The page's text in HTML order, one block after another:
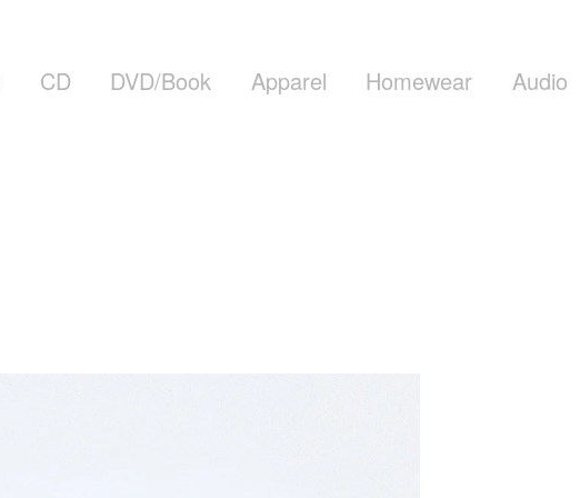
CD DVD/Book Apparel Homewear Audio